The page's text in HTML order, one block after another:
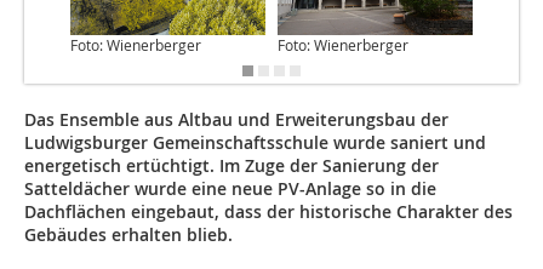
Foto: Wienerberger Foto: Wienerberger
Das Ensemble aus Altbau und Erweiterungsbau der
Ludwigsburger Gemeinschaftsschule wurde saniert und
energetisch ertüchtigt. Im Zuge der Sanierung der
Satteldächer wurde eine neue PV-Anlage so in die
Dachflächen eingebaut, dass der ­historische Charakter des
Gebäudes erhalten blieb.